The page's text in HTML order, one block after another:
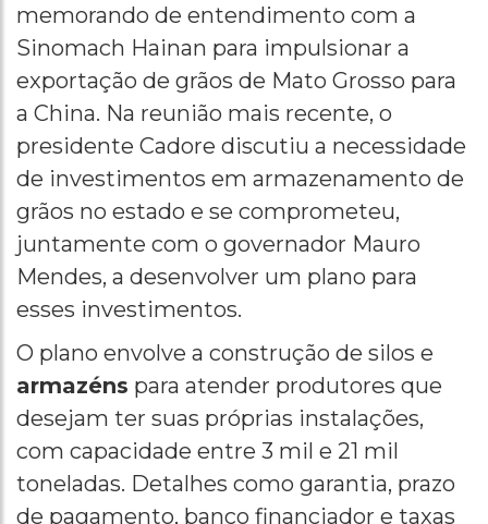
memorando de entendimento com a
Sinomach Hainan para impulsionar a
exportação de grãos de Mato Grosso para
a China. Na reunião mais recente, o
presidente Cadore discutiu a necessidade
de investimentos em armazenamento de
grãos no estado e se comprometeu,
juntamente com o governador Mauro
Mendes, a desenvolver um plano para
esses investimentos.
O plano envolve a construção de silos e
armazéns para atender produtores que
desejam ter suas próprias instalações,
com capacidade entre 3 mil e 21 mil
toneladas. Detalhes como garantia, prazo
de pagamento, banco financiador e taxas